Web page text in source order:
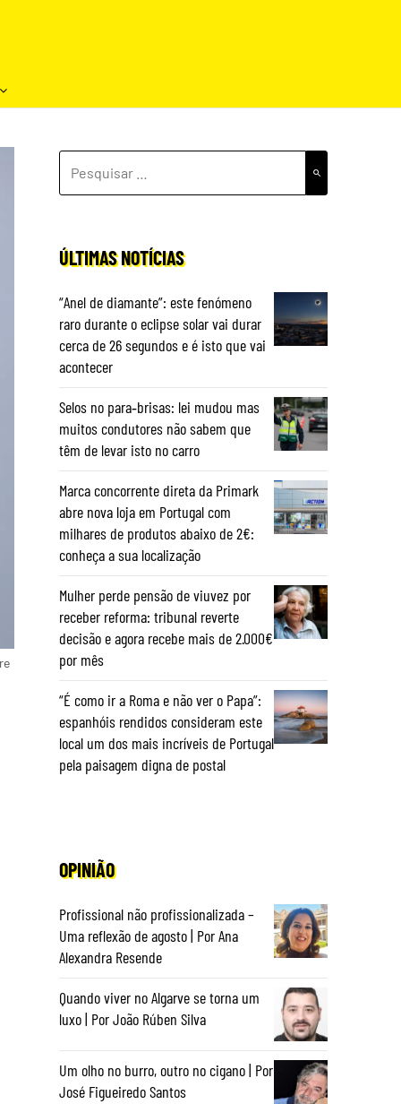
POR:
ÚLTIMAS NOTÍCIAS
“Anel de diamante”: este fenómeno
raro durante o eclipse solar vai durar
cerca de 26 segundos e é isto que vai
acontecer
Selos no para‑brisas: lei mudou mas
muitos condutores não sabem que
têm de levar isto no carro
Marca concorrente direta da Primark
abre nova loja em Portugal com
milhares de produtos abaixo de 2€:
conheça a sua localização
Mulher perde pensão de viuvez por
receber reforma: tribunal reverte
decisão e agora recebe mais de 2.000€
por mês
“É como ir a Roma e não ver o Papa”:
espanhóis rendidos consideram este
local um dos mais incríveis de Portugal
pela paisagem digna de postal
OPINIÃO
Profissional não profissionalizada –
Uma reflexão de agosto | Por Ana
Alexandra Resende
Quando viver no Algarve se torna um
luxo | Por João Rúben Silva
Um olho no burro, outro no cigano | Por
José Figueiredo Santos